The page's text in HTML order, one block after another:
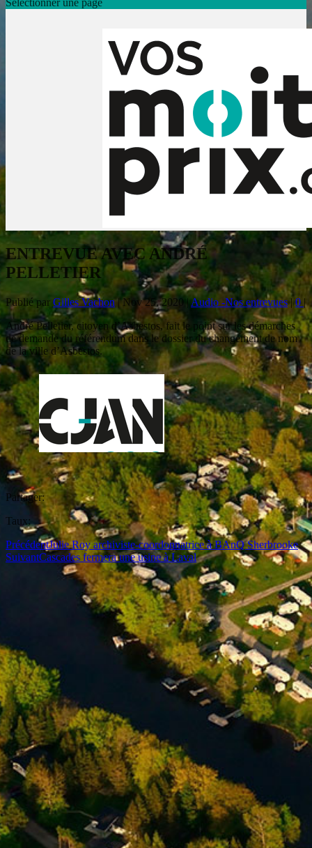
Sélectionner une page
ENTREVUE AVEC ANDRÉ
PELLETIER
Publié par Gilles Vachon|Nov 25, 2020 |Audio -Nos entrevues| 0 |
André Pelletier, citoyen d’Asbestos, fait le point sur les démarches
de demande du référendum dans le dossier du changement de nom
de la ville d’Asbestos.
Partager:
Taux:
PrécédentJulie Roy archiviste-coordonnatrice à BAnQ Sherbrooke
SuivantCascades fermera une usine à Laval